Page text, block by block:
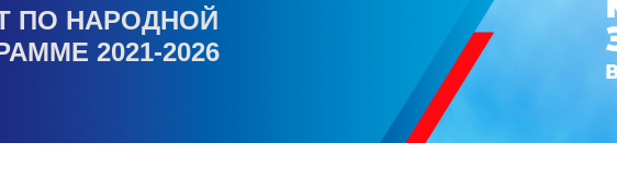
ПО НАРОДНОЙ
2021-2026